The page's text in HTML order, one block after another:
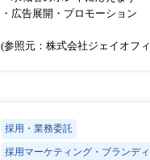
・広告展開・プロモーション
(参照元：株式会社ジェイオフ
採用・業務委託
採用マーケティング・ブランデ